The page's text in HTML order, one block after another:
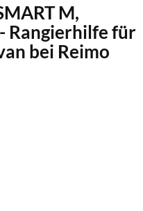
M,
Rangierhilfe für
bei Reimo